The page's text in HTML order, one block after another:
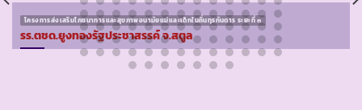
โครงการส่งเสริมโภชนาการและสุขภาพอนามัยแม่และเด็กในถิ่นทุรกันดาร ระยะที่ ๓
รร.ตชด.ยูงทองรัฐประชาสรรค์ จ.สตูล